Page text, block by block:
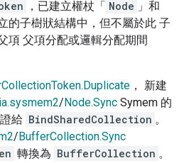
，已建立權杖「 Node 」和
的子樹狀結構中，但不屬於此 子
項 父項分配或邏輯分配期間
， 新建
/ Node.Sync Symem 的
給 BindSharedCollection 。
/ BufferCollection.Sync
轉換為 BufferCollection 。